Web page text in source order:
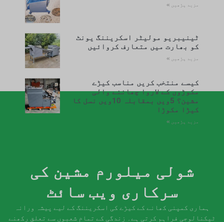
مزید پڑھیں »
ٹینیبریو مولیٹر اسکریننگ یونٹ
کو بھارت میں متعارف کروائیں
مزید پڑھیں »
کیسے منتخب کریں مناسب کیڑے
مکوڑوں کے لاروا چھاننے والی
مشین؟ 5ویں بمقابلہ 10ویں نسل کا
کیڑا مکوڑا
مزید پڑھیں »
شولی میلورم مشین کی
سرکاری ویب سائٹ
ہماری کمپنی کھانے کے کیڑے کی اسکریننگ کے لیے پیشہ ورانہ
ٹیکنالوجی فراہم کرتی ہے۔ زندگی کے تمام شعبوں سے تعلق رکھنے